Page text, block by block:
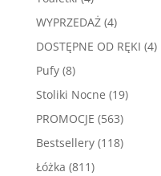
produkty
WYPRZEDAŻ 44
produkty
DOSTĘPNE OD RĘKI 44
Pufy 88
produktów
Stoliki Nocne 1919
PROMOCJE 563563
produkty
Bestsellery 118118
Łóżka 811811